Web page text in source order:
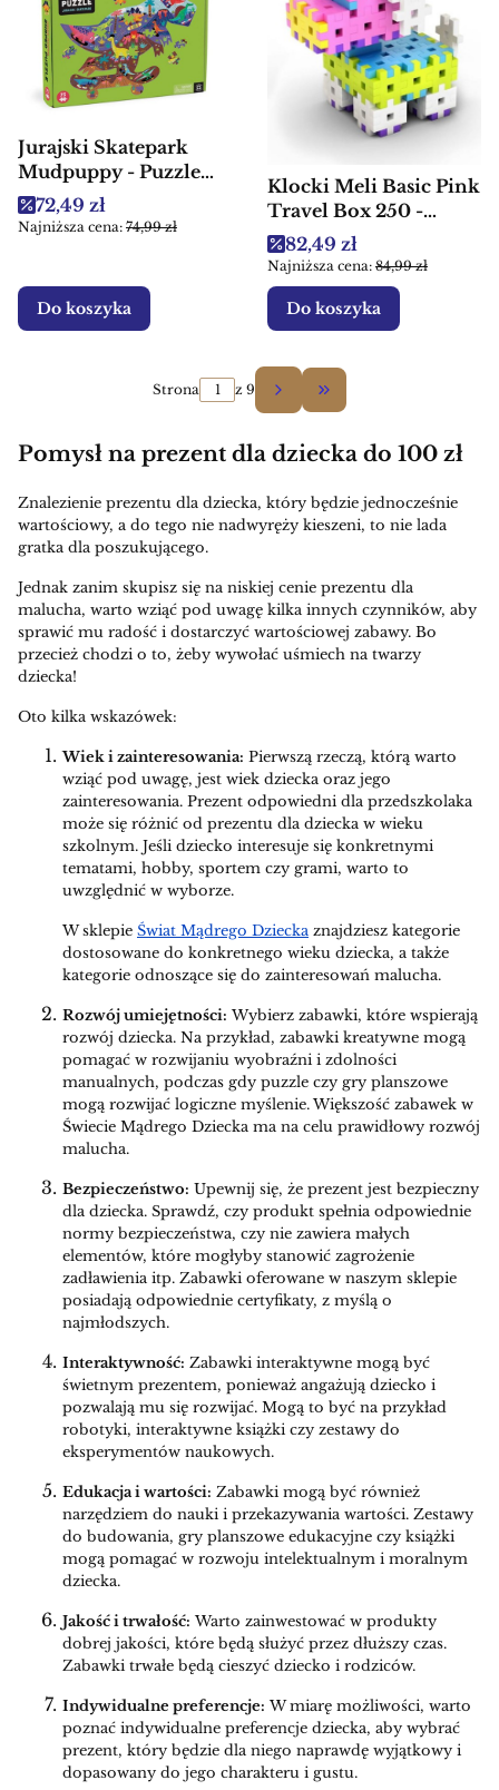
Jurajski Skatepark
Mudpuppy - Puzzle
konturowe dla dzieci
Cena promocyjna
72,49 zł
Najniższa cena: 74,99 zł
Do koszyka
Klocki Meli Basic Pink
Travel Box 250 -
Klocki dla dzieci
Cena promocyjna
82,49 zł
Najniższa cena: 84,99 zł
Do koszyka
Strona z 9 Przejdź do ostatniej
Pomysł na prezent dla dziecka do 100 zł
Znalezienie prezentu dla dziecka, który będzie jednocześnie
wartościowy, a do tego nie nadwyręży kieszeni, to nie lada
gratka dla poszukującego.
Jednak zanim skupisz się na niskiej cenie prezentu dla
malucha, warto wziąć pod uwagę kilka innych czynników, aby
sprawić mu radość i dostarczyć wartościowej zabawy. Bo
przecież chodzi o to, żeby wywołać uśmiech na twarzy
dziecka!
Oto kilka wskazówek:
Wiek i zainteresowania: Pierwszą rzeczą, którą warto
wziąć pod uwagę, jest wiek dziecka oraz jego
zainteresowania. Prezent odpowiedni dla przedszkolaka
może się różnić od prezentu dla dziecka w wieku
szkolnym. Jeśli dziecko interesuje się konkretnymi
tematami, hobby, sportem czy grami, warto to
uwzględnić w wyborze.
W sklepie Świat Mądrego Dziecka znajdziesz kategorie
dostosowane do konkretnego wieku dziecka, a także
kategorie odnoszące się do zainteresowań malucha.
Rozwój umiejętności: Wybierz zabawki, które wspierają
rozwój dziecka. Na przykład, zabawki kreatywne mogą
pomagać w rozwijaniu wyobraźni i zdolności
manualnych, podczas gdy puzzle czy gry planszowe
mogą rozwijać logiczne myślenie. Większość zabawek w
Świecie Mądrego Dziecka ma na celu prawidłowy rozwój
malucha.
Bezpieczeństwo: Upewnij się, że prezent jest bezpieczny
dla dziecka. Sprawdź, czy produkt spełnia odpowiednie
normy bezpieczeństwa, czy nie zawiera małych
elementów, które mogłyby stanowić zagrożenie
zadławienia itp. Zabawki oferowane w naszym sklepie
posiadają odpowiednie certyfikaty, z myślą o
najmłodszych.
Interaktywność: Zabawki interaktywne mogą być
świetnym prezentem, ponieważ angażują dziecko i
pozwalają mu się rozwijać. Mogą to być na przykład
robotyki, interaktywne książki czy zestawy do
eksperymentów naukowych.
Edukacja i wartości: Zabawki mogą być również
narzędziem do nauki i przekazywania wartości. Zestawy
do budowania, gry planszowe edukacyjne czy książki
mogą pomagać w rozwoju intelektualnym i moralnym
dziecka.
Jakość i trwałość: Warto zainwestować w produkty
dobrej jakości, które będą służyć przez dłuższy czas.
Zabawki trwałe będą cieszyć dziecko i rodziców.
Indywidualne preferencje: W miarę możliwości, warto
poznać indywidualne preferencje dziecka, aby wybrać
prezent, który będzie dla niego naprawdę wyjątkowy i
dopasowany do jego charakteru i gustu.